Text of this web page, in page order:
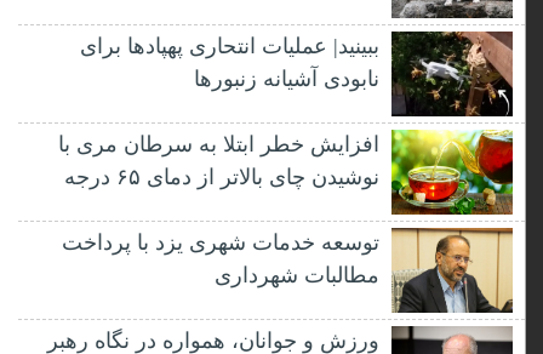
ببینید| عملیات انتحاری پهپادها برای
نابودی آشیانه زنبورها
افزایش خطر ابتلا به سرطان مری با
نوشیدن چای بالاتر از دمای ۶۵ درجه
توسعه خدمات شهری یزد با پرداخت
مطالبات شهرداری
ورزش و جوانان، همواره در نگاه رهبر